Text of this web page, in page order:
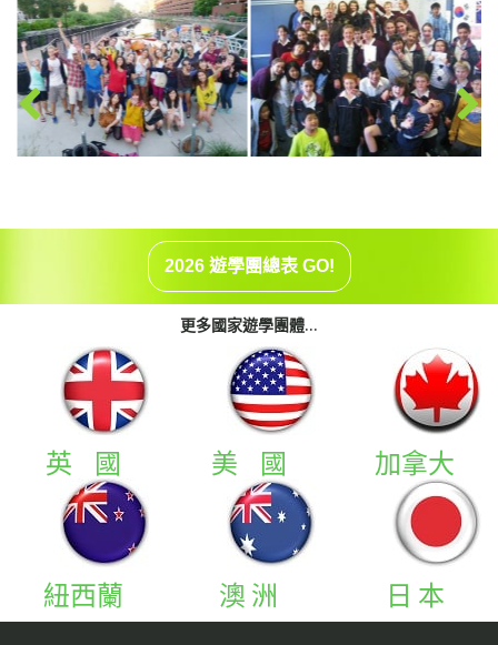
2026 遊學團總表 GO!
更多國家遊學團體...
英 國 美 國 加拿大
紐西蘭 澳 洲 日 本